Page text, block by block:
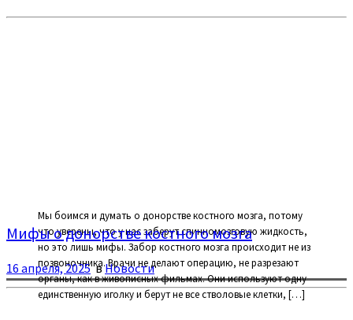
Мы боимся и думать о донорстве костного мозга, потому
что уверены, что у нас заберут спинномозговую жидкость,
но это лишь мифы. Забор костного мозга происходит не из
позвоночника. Врачи не делают операцию, не разрезают
органы, как в живописных фильмах. Они используют одну
единственную иголку и берут не все стволовые клетки, […]
Мифы о донорстве костного мозга
16 апреля, 2025вНовости